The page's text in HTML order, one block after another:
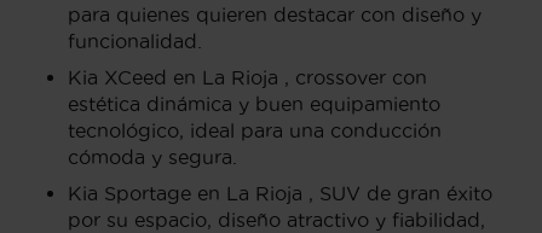
para quienes quieren destacar con diseño y
funcionalidad.
Kia XCeed en La Rioja , crossover con
estética dinámica y buen equipamiento
tecnológico, ideal para una conducción
cómoda y segura.
Kia Sportage en La Rioja , SUV de gran éxito
por su espacio, diseño atractivo y fiabilidad,